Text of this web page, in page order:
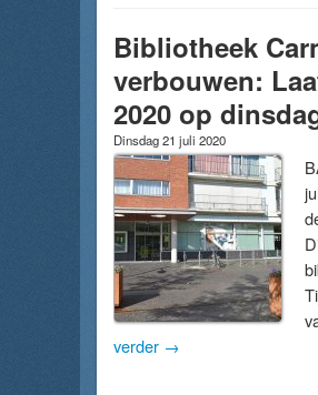
Bibliotheek
verbouwen:
2020 op
Dinsdag 21 juli 2020
verder →